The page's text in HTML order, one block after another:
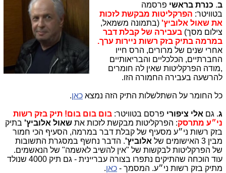
ב. כנרת בראשי פרסמה
בטוויטר: הפרקליטות מבקשת לזכות
את שאול אלוביץ' (בתמונה משמאל,
צילום מסך) בעבירה של קבלת דבר
במרמה בתיק בזק רשות ניירות ערך.
אחרי שנים של מרורים, הרס חייו
החברתיים, הכלכליים והבריאותיים
,מודה הפרקליטות שאין לה חומרים
להרשעה בעבירה החמורה הזו.
כל החומר על השתלשלות התיק הזה נמצא כאן.
ג. גם אלי ציפורי פרסם בטוויטר: בום בום בום! תיק בזק רשות
ני״ע מתרסק: הפרקליטות מבקשת לזכות את שאול אלוביץ' בתיק
בזק רשות ני״ע מסעיף של קבלת דבר במרמה, הסעיף הכי חמור
מבין 3 האישומים של
אלוביץ'. הדבר נחשף במסגרת התשובות
של הפרקליטות לבקשות של "אין להשיב לאשמה" של הנאשמים.
עוד הוכחה שהתיקים נתפרו בצורה עבריינית - גם תיק 4000 שנולד
מתיק בזק רשות ני״ע. המסמך - כאן.